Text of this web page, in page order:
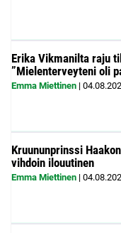
Erika Vikmanilta raju
”Mielenterveyteni oli
Emma Miettinen |
Kruununprinssi
vihdoin ilouutinen
Emma Miettinen |